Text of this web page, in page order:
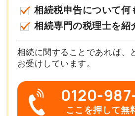
相続税申告について何
相続専門の税理士を紹
相続に関することであれば、
お受けしています。
0120-
ここを押して無